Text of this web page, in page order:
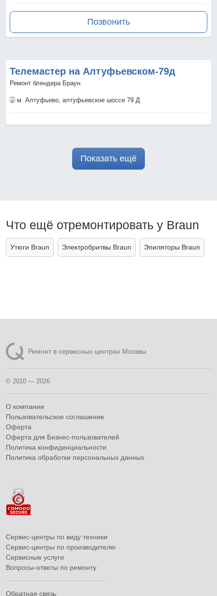
Позвонить
Телемастер на Алтуфьевском-79д
Ремонт блендера Браун
м. Алтуфьево, алтуфьевское шоссе 79 Д
Показать ещё
Что ещё отремонтировать у Braun
Утюги Braun Электробритвы Braun Эпиляторы Braun
Ремонт в сервисных центрах Москвы
© 2010 — 2026
О компании
Пользовательское соглашение
Оферта
Оферта для Бизнес-пользователей
Политика конфиденциальности
Политика обработки персональных данных
Сервис-центры по виду техники
Сервис-центры по производителю
Сервисные услуги
Вопросы-ответы по ремонту
Обратная связь